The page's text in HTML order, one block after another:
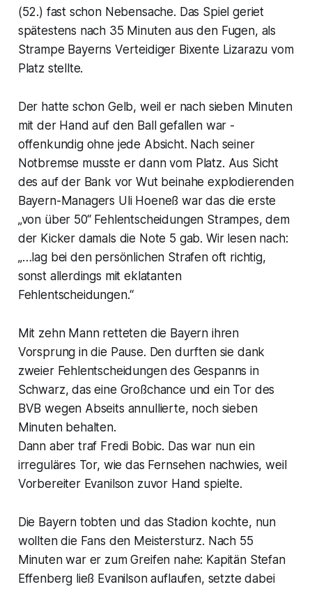
(52.) fast schon Nebensache. Das Spiel geriet
spätestens nach 35 Minuten aus den Fugen, als
Strampe Bayerns Verteidiger Bixente Lizarazu vom
Platz stellte.
Der hatte schon Gelb, weil er nach sieben Minuten
mit der Hand auf den Ball gefallen war -
offenkundig ohne jede Absicht. Nach seiner
Notbremse musste er dann vom Platz. Aus Sicht
des auf der Bank vor Wut beinahe explodierenden
Bayern-Managers Uli Hoeneß war das die erste
„von über 50“ Fehlentscheidungen Strampes, dem
der Kicker damals die Note 5 gab. Wir lesen nach:
„…lag bei den persönlichen Strafen oft richtig,
sonst allerdings mit eklatanten
Fehlentscheidungen.“
Mit zehn Mann retteten die Bayern ihren
Vorsprung in die Pause. Den durften sie dank
zweier Fehlentscheidungen des Gespanns in
Schwarz, das eine Großchance und ein Tor des
BVB wegen Abseits annullierte, noch sieben
Minuten behalten.
Dann aber traf Fredi Bobic. Das war nun ein
irreguläres Tor, wie das Fernsehen nachwies, weil
Vorbereiter Evanilson zuvor Hand spielte.
Die Bayern tobten und das Stadion kochte, nun
wollten die Fans den Meistersturz. Nach 55
Minuten war er zum Greifen nahe: Kapitän Stefan
Effenberg ließ Evanilson auflaufen, setzte dabei